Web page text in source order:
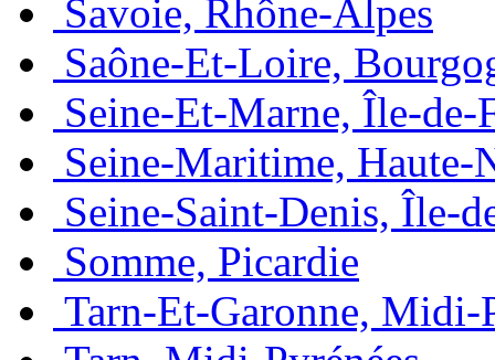
Savoie, Rhône-Alpes
Saône-Et-Loire,
Seine-Et-Marne, Île-de-
Seine-Maritime, Haute-
Seine-Saint-Denis, Île-
Somme, Picardie
Tarn-Et-Garonne, Midi-